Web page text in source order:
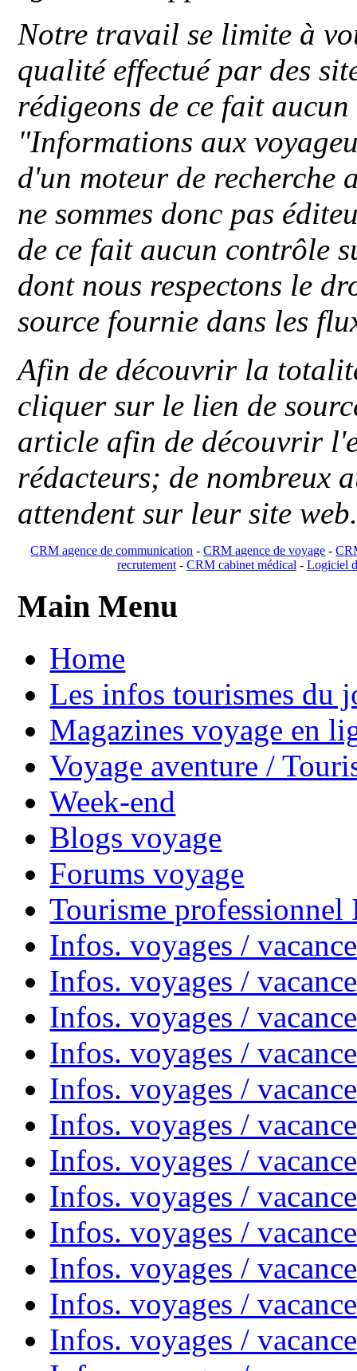
Notre travail se limite à
qualité effectué par des
rédigeons de ce fait
"Informations aux
d'un moteur de recherche
ne sommes donc pas
de ce fait aucun contrôle
dont nous respectons le
source fournie dans les
Afin de découvrir la
cliquer sur le lien de
article afin de découvrir
rédacteurs; de nombreux
attendent sur leur site
CRM agence de communication -CRM agence de voyage -
recrutement- CRM cabinet médical- Logiciel
Main Menu
Home
Les infos tourismes du
Magazines voyage en
Voyage aventure /
Week-end
Blogs voyage
Forums voyage
Tourisme
Infos. voyages /
Infos. voyages /
Infos. voyages /
Infos. voyages /
Infos. voyages /
Infos. voyages /
Infos. voyages /
Infos. voyages /
Infos. voyages /
Infos. voyages /
Infos. voyages /
Infos. voyages /